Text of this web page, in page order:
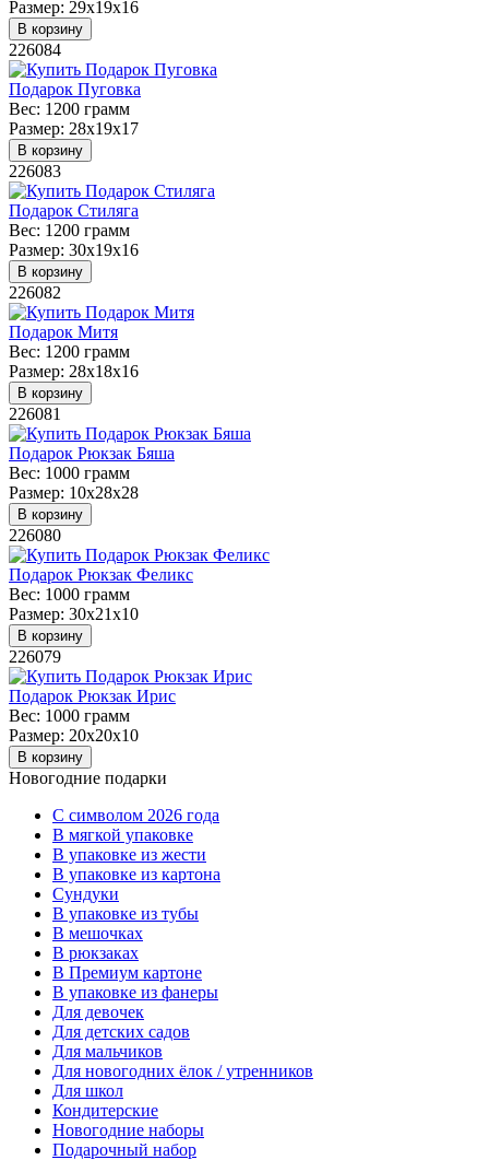
Размер: 29х19х16
В корзину
226084
Подарок Пуговка
Вес: 1200 грамм
Размер: 28х19х17
В корзину
226083
Подарок Стиляга
Вес: 1200 грамм
Размер: 30х19х16
В корзину
226082
Подарок Митя
Вес: 1200 грамм
Размер: 28х18х16
В корзину
226081
Подарок Рюкзак Бяша
Вес: 1000 грамм
Размер: 10х28х28
В корзину
226080
Подарок Рюкзак Феликс
Вес: 1000 грамм
Размер: 30х21х10
В корзину
226079
Подарок Рюкзак Ирис
Вес: 1000 грамм
Размер: 20х20х10
В корзину
Новогодние подарки
C символом 2026 года
В мягкой упаковке
В упаковке из жести
В упаковке из картона
Сундуки
В упаковке из тубы
В мешочках
В рюкзаках
В Премиум картоне
В упаковке из фанеры
Для девочек
Для детских садов
Для мальчиков
Для новогодних ёлок / утренников
Для школ
Кондитерские
Новогодние наборы
Подарочный набор